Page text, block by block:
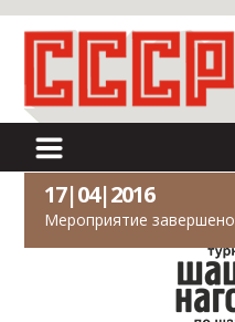
17|04|2016
Мероприятие завершено